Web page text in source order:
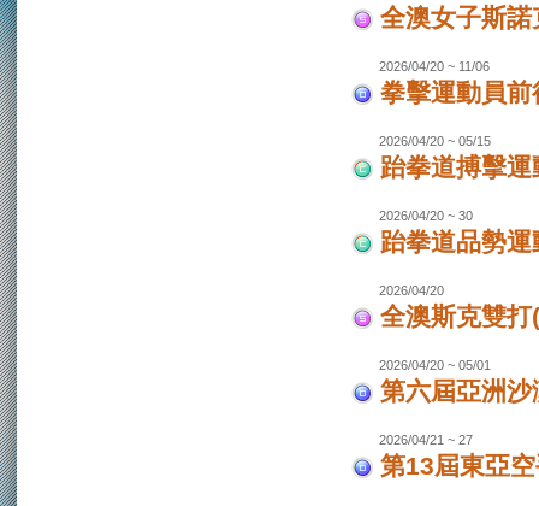
全澳女子斯諾
2026/04/20 ~ 11/06
拳擊運動員
2026/04/20 ~ 05/15
跆拳道搏擊
2026/04/20 ~ 30
跆拳道品勢
2026/04/20
全澳斯克雙
2026/04/20 ~ 05/01
第六屆亞洲
2026/04/21 ~ 27
第13屆東亞